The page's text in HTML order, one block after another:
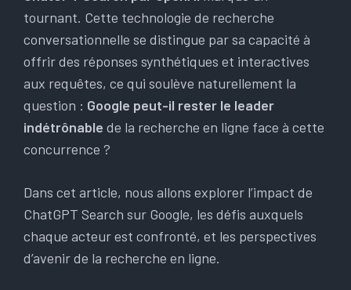
tournant. Cette technologie de recherche
conversationnelle se distingue par sa capacité à
offrir des réponses synthétiques et interactives
aux requêtes, ce qui soulève naturellement la
question : Google peut-il rester le leader
indétrônable de la recherche en ligne face à cette
concurrence ?
Dans cet article, nous allons explorer l’impact de
ChatGPT Search sur Google, les défis auxquels
chaque acteur est confronté, et les perspectives
d’avenir de la recherche en ligne.